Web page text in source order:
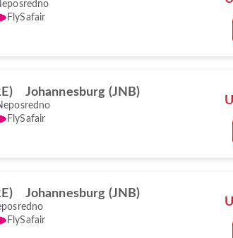
FlySafair
Johannesburg (JNB)
FlySafair
Johannesburg (JNB)
FlySafair